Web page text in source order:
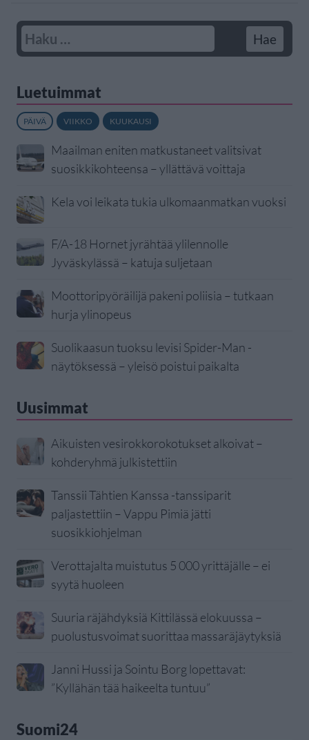
Luetuimmat
PÄIVÄ VIIKKO KUUKAUSI
Maailman eniten matkustaneet valitsivat
suosikkikohteensa – yllättävä voittaja
Kela voi leikata tukia ulkomaanmatkan vuoksi
F/A-18 Hornet jyrähtää ylilennolle
Jyväskylässä – katuja suljetaan
Moottoripyöräilijä pakeni poliisia – tutkaan
hurja ylinopeus
Suolikaasun tuoksu levisi Spider-Man -
näytöksessä – yleisö poistui paikalta
Uusimmat
Aikuisten vesirokkorokotukset alkoivat –
kohderyhmä julkistettiin
Tanssii Tähtien Kanssa -tanssiparit
paljastettiin – Vappu Pimiä jätti
suosikkiohjelman
Verottajalta muistutus 5 000 yrittäjälle – ei
syytä huoleen
Suuria räjähdyksiä Kittilässä elokuussa –
puolustusvoimat suorittaa massaräjäytyksiä
Janni Hussi ja Sointu Borg lopettavat:
”Kyllähän tää haikeelta tuntuu”
Suomi24